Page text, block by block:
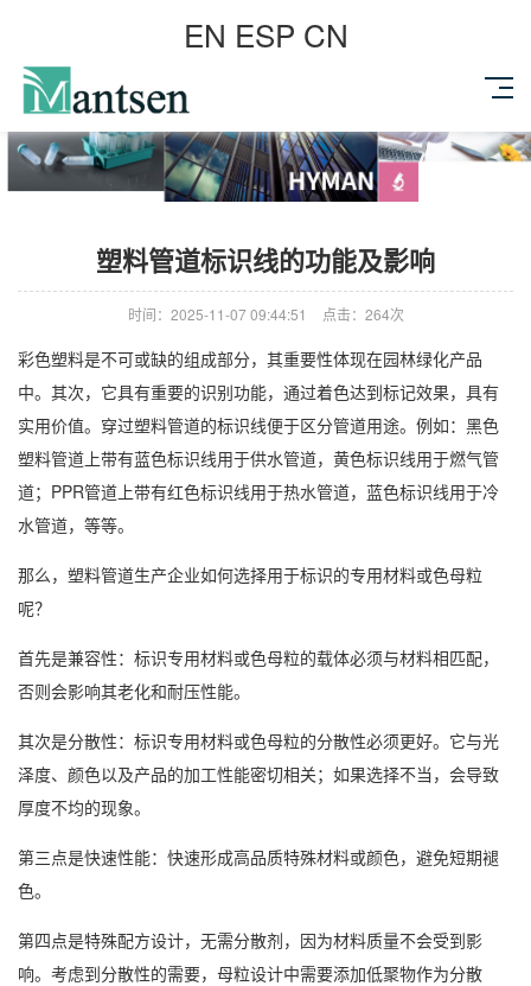
EN ESP CN
塑料管道标识线的功能及影响
时间：2025-11-07 09:44:51 点击：264次
彩色塑料是不可或缺的组成部分，其重要性体现在园林绿化产品
中。其次，它具有重要的识别功能，通过着色达到标记效果，具有
实用价值。穿过塑料管道的标识线便于区分管道用途。例如：黑色
塑料管道上带有蓝色标识线用于供水管道，黄色标识线用于燃气管
道；PPR管道上带有红色标识线用于热水管道，蓝色标识线用于冷
水管道，等等。
那么，塑料管道生产企业如何选择用于标识的专用材料或色母粒
呢？
首先是兼容性：标识专用材料或色母粒的载体必须与材料相匹配，
否则会影响其老化和耐压性能。
其次是分散性：标识专用材料或色母粒的分散性必须更好。它与光
泽度、颜色以及产品的加工性能密切相关；如果选择不当，会导致
厚度不均的现象。
第三点是快速性能：快速形成高品质特殊材料或颜色，避免短期褪
色。
第四点是特殊配方设计，无需分散剂，因为材料质量不会受到影
响。考虑到分散性的需要，母粒设计中需要添加低聚物作为分散